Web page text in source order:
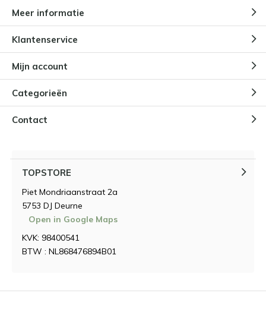
Meer informatie
Klantenservice
Mijn account
Categorieën
Contact
TOPSTORE
Piet Mondriaanstraat 2a
5753 DJ Deurne
Open in Google Maps
KVK: 98400541
BTW : NL868476894B01